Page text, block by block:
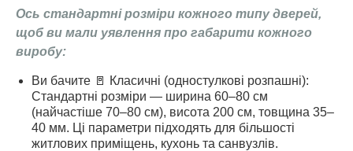
Ось стандартні розміри кожного типу дверей,
щоб ви мали уявлення про габарити кожного
виробу:
Ви бачите 🚪 Класичні (одностулкові розпашні):
Стандартні розміри — ширина 60–80 см
(найчастіше 70–80 см), висота 200 см, товщина 35–
40 мм. Ці параметри підходять для більшості
житлових приміщень, кухонь та санвузлів.